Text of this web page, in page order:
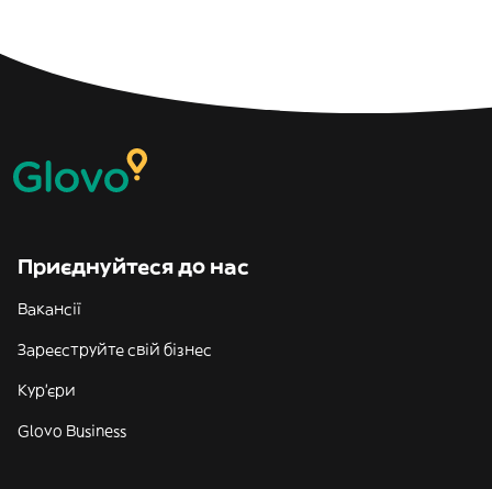
Приєднуйтеся до нас
Вакансії
Зареєструйте свій бізнес
Кур'єри
Glovo Business